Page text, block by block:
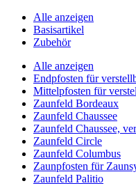
Alle anzeigen
Basisartikel
Zubehör
Alle anzeigen
Endpfosten für
Mittelpfosten für
Zaunfeld Bordeaux
Zaunfeld Chaussee
Zaunfeld Chaussee,
Zaunfeld Circle
Zaunfeld Columbus
Zaunpfosten für
Zaunfeld Palitio